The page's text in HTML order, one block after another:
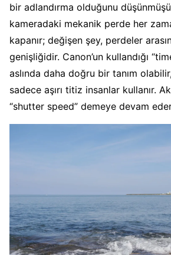
bir adlandırma olduğunu
kameradaki mekanik perde her
kapanır; değişen şey, perdeler
genişliğidir. Canon’un kullandığı
aslında daha doğru bir tanım
sadece aşırı titiz insanlar kullanır.
“shutter speed” demeye devam